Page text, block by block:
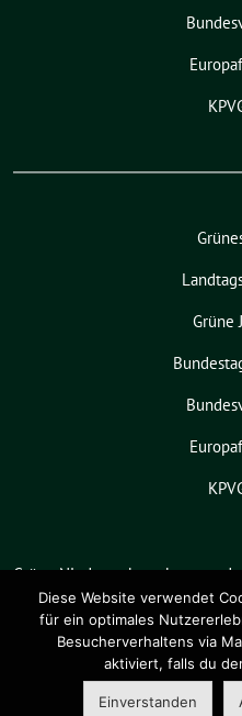
Grüne
Grüne Niedersachsen benutzt
freie grüne Themesunflower ‐
Angebot derverdigado eG.
Diese Website verwendet
für ein optimales
Besucherverhaltens via
aktiviert, falls du
Einverstanden